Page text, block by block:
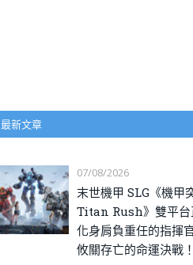
最新文章
07/08/2026
末世機甲 SLG《機甲
Titan Rush》雙平台
化身肩負重任的指揮
攸關存亡的命運決戰！